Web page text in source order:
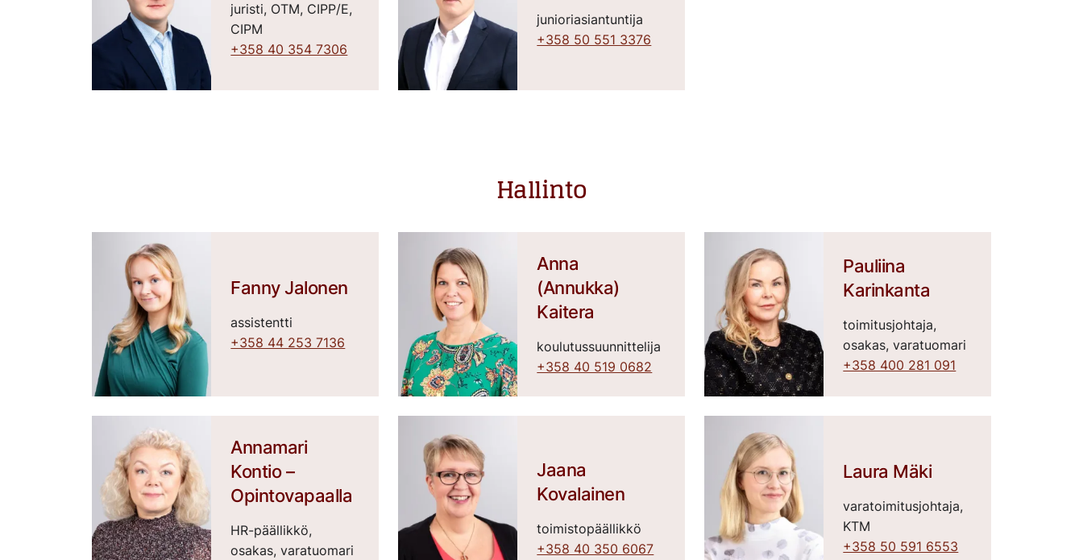
juristi, OTM, CIPP/E,
CIPM
+358 40 354 7306
junioriasiantuntija
+358 50 551 3376
Hallinto
Fanny Jalonen
assistentti
+358 44 253 7136
Anna
(Annukka)
Kaitera
koulutussuunnittelija
+358 40 519 0682
Pauliina
Karinkanta
toimitusjohtaja,
osakas, varatuomari
+358 400 281 091
Annamari
Kontio –
Opintovapaalla
HR-päällikkö,
osakas, varatuomari
Jaana
Kovalainen
toimistopäällikkö
+358 40 350 6067
Laura Mäki
varatoimitusjohtaja,
KTM
+358 50 591 6553